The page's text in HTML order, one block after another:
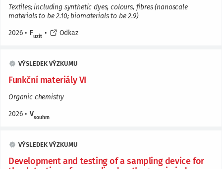
Textiles; including synthetic dyes, colours, fibres (nanoscale
materials to be 2.10; biomaterials to be 2.9)
2026 • Fuzit • Odkaz
VÝSLEDEK VÝZKUMU
Funkční materiály VI
Organic chemistry
2026 • Vsouhrn
VÝSLEDEK VÝZKUMU
Development and testing of a sampling device for